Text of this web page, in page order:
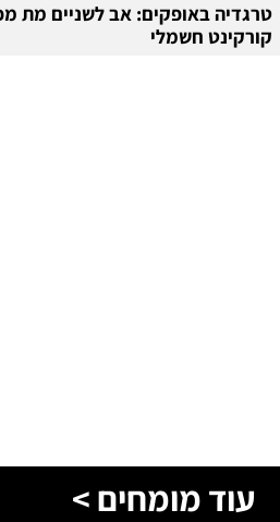
טרגדיה באופקים: אב לשניים מת
קורקינט חשמלי
עוד מומחים >